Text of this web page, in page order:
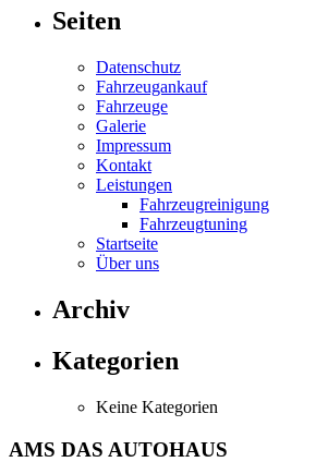
Seiten
Datenschutz
Fahrzeugankauf
Fahrzeuge
Galerie
Impressum
Kontakt
Leistungen
Fahrzeugreinigung
Fahrzeugtuning
Startseite
Über uns
Archiv
Kategorien
Keine Kategorien
AMS DAS AUTOHAUS